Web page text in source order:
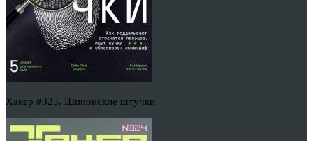
Хакер #325. Шпионские штучки